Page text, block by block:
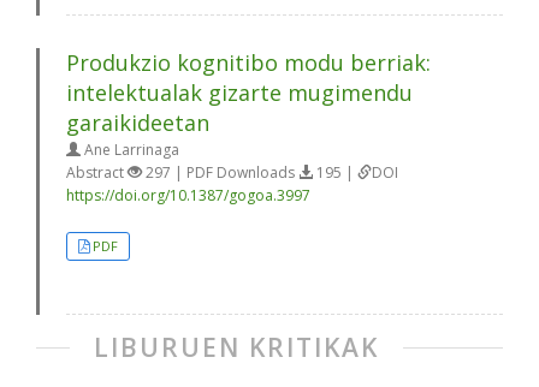
Produkzio kognitibo modu berriak:
intelektualak gizarte mugimendu
garaikideetan
Ane Larrinaga
Abstract
297 | PDF Downloads 195 |
DOI
https://doi.org/10.1387/gogoa.3997
PDF
LIBURUEN KRITIKAK